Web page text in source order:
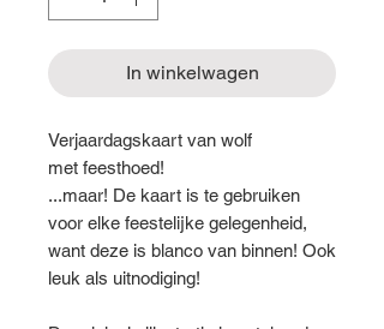
In winkelwagen
Verjaardagskaart van wolf
met feesthoed!
...maar! De kaart is te gebruiken
voor elke feestelijke gelegenheid,
want deze is blanco van binnen! Ook
leuk als uitnodiging!